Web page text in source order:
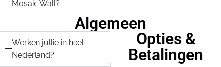
Mosaic Wall?
Algemeen
Werken jullie in heel
Nederland?
Opties &
Betalingen